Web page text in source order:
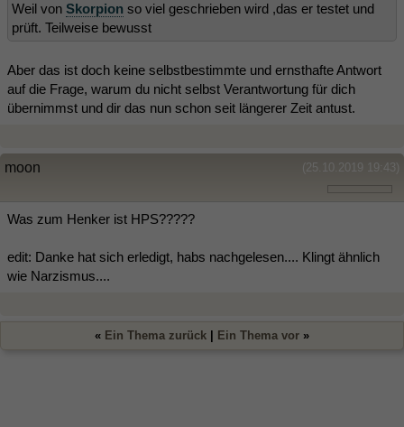
Weil von Skorpion so viel geschrieben wird ,das er testet und
prüft. Teilweise bewusst
Aber das ist doch keine selbstbestimmte und ernsthafte Antwort
auf die Frage, warum du nicht selbst Verantwortung für dich
übernimmst und dir das nun schon seit längerer Zeit antust.
(25.10.2019 19:43)
moon
Was zum Henker ist HPS?????
edit: Danke hat sich erledigt, habs nachgelesen.... Klingt ähnlich
wie Narzismus....
« Ein Thema zurück Ein Thema vor »